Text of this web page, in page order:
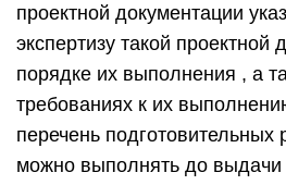
проектной документации
экспертизу такой проектной
порядке их выполнения , а
требованиях к их
перечень подготовительных
можно выполнять до